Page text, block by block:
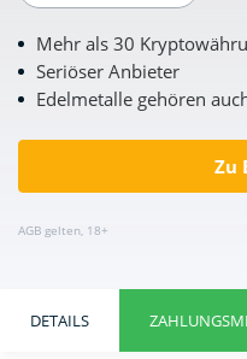
Mehr als 30
Seriöser Anbieter
Edelmetalle gehören
Zu
AGB gelten, 18+
DETAILS